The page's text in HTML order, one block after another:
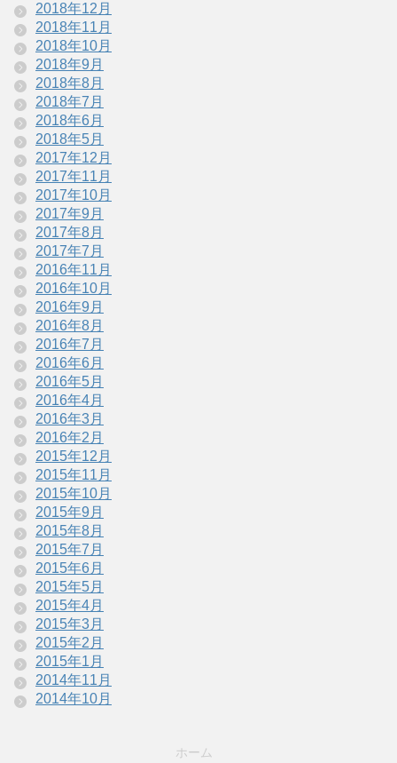
2018年12月
2018年11月
2018年10月
2018年9月
2018年8月
2018年7月
2018年6月
2018年5月
2017年12月
2017年11月
2017年10月
2017年9月
2017年8月
2017年7月
2016年11月
2016年10月
2016年9月
2016年8月
2016年7月
2016年6月
2016年5月
2016年4月
2016年3月
2016年2月
2015年12月
2015年11月
2015年10月
2015年9月
2015年8月
2015年7月
2015年6月
2015年5月
2015年4月
2015年3月
2015年2月
2015年1月
2014年11月
2014年10月
ホーム